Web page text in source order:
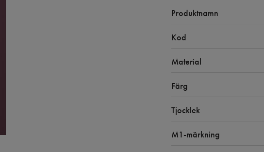
Produktnamn
Kod
Material
Färg
Tjocklek
M1-märkning